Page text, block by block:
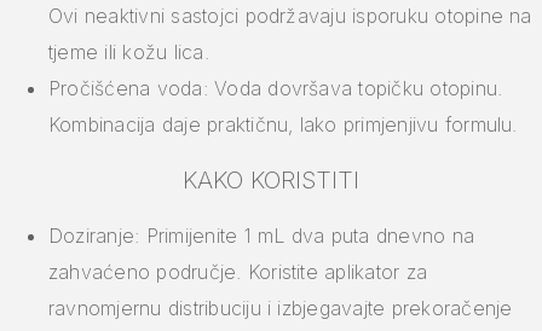
Ovi neaktivni sastojci podržavaju isporuku otopine na
tjeme ili kožu lica.
Pročišćena voda: Voda dovršava topičku otopinu.
Kombinacija daje praktičnu, lako primjenjivu formulu.
KAKO KORISTITI
Doziranje: Primijenite 1 mL dva puta dnevno na
zahvaćeno područje. Koristite aplikator za
ravnomjernu distribuciju i izbjegavajte prekoračenje